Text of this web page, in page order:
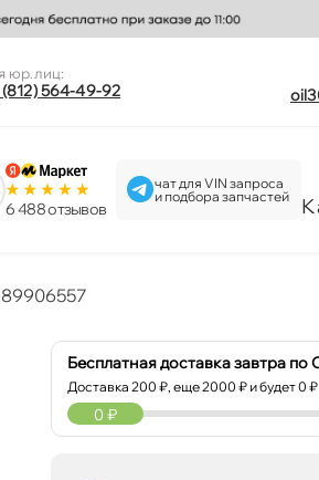
юр.лиц:
(812) 564-49-92
6 488 отзыво
чат для VIN запроса
и подбора запчастей
Бесплатная доставка завтра по
Доставка200 ₽, еще2000 ₽ и будет 0 ₽
0 ₽